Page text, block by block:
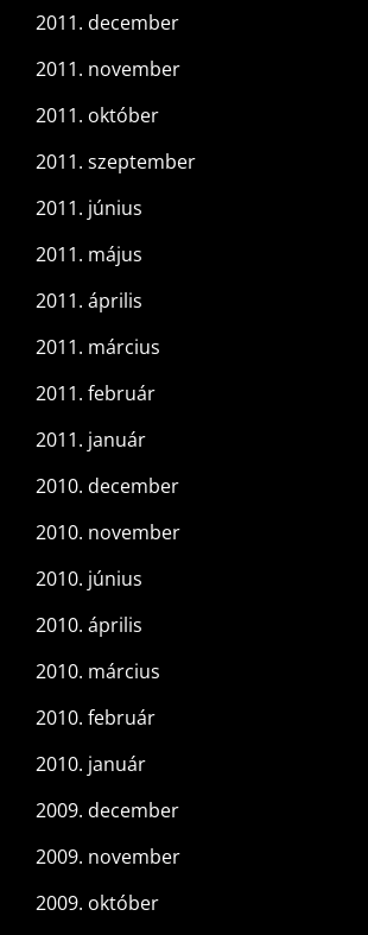
2011. december
2011. november
2011. október
2011. szeptember
2011. június
2011. május
2011. április
2011. március
2011. február
2011. január
2010. december
2010. november
2010. június
2010. április
2010. március
2010. február
2010. január
2009. december
2009. november
2009. október